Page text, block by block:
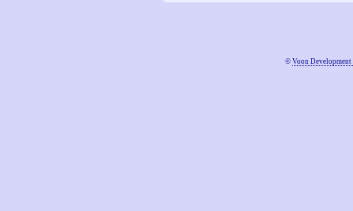
© Voon Development